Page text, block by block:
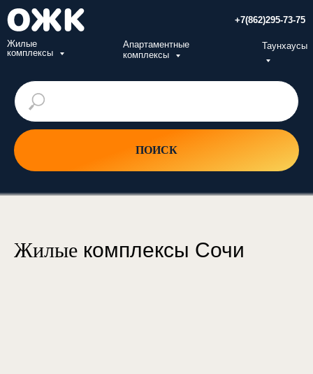
+7(862)295-73-75
Жилые
комплексы
Апартаментные
комплексы
Таунхаусы
ПОИСК
Жилые комплексы Сочи